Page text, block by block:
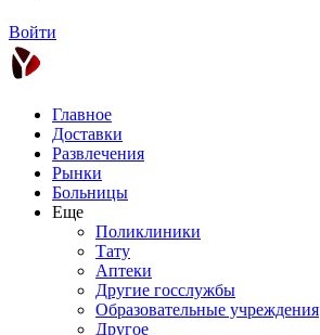
Войти
Главное
Доставки
Развлечения
Рынки
Больницы
Еще
Поликлиники
Тату
Аптеки
Другие госслужбы
Образовательные учреждения
Другое